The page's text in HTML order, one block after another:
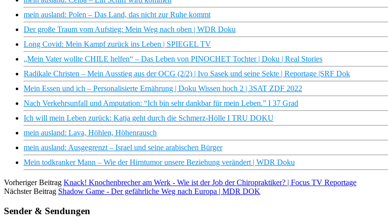
mein ausland: Polen – Das Land, das nicht zur Ruhe kommt
Der große Traum vom Aufstieg: Mein Weg nach oben | WDR Doku
Long Covid: Mein Kampf zurück ins Leben | SPIEGEL TV
„Mein Vater wollte CHILE helfen“ – Das Leben von PINOCHET Tochter | Doku | Real Stories
Radikale Christen – Mein Ausstieg aus der OCG (2/2) | Ivo Sasek und seine Sekte | Reportage |SRF Dok
Mein Essen und ich – Personalisierte Ernährung | Doku Wissen hoch 2 | 3SAT ZDF 2022
Nach Verkehrsunfall und Amputation: “Ich bin sehr dankbar für mein Leben.” I 37 Grad
Ich will mein Leben zurück: Katja geht durch die Schmerz-Hölle I TRU DOKU
mein ausland: Lava, Höhlen, Höhenrausch
mein ausland: Ausgegrenzt – Israel und seine arabischen Bürger
Mein todkranker Mann – Wie der Hirntumor unsere Beziehung verändert | WDR Doku
Vorheriger Beitrag Knack! Knochenbrecher am Werk - Wie ist der Job der Chiropraktiker? | Focus TV Reportage
Nächster Beitrag Shadow Game - Der gefährliche Weg nach Europa | MDR DOK
Sender & Sendungen